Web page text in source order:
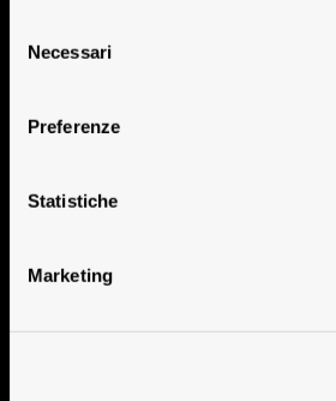
delNecessari
Preferenze
Statistiche
Marketing